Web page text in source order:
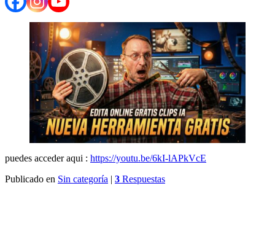
puedes acceder aqui : https://youtu.be/6kI-lAPkVcE
Publicado en Sin categoría | 3 Respuestas